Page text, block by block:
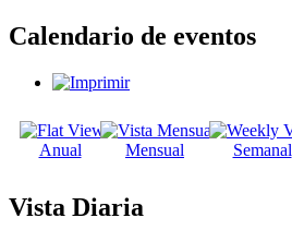
Calendario de eventos
Anual Mensual Semanal
Vista Diaria